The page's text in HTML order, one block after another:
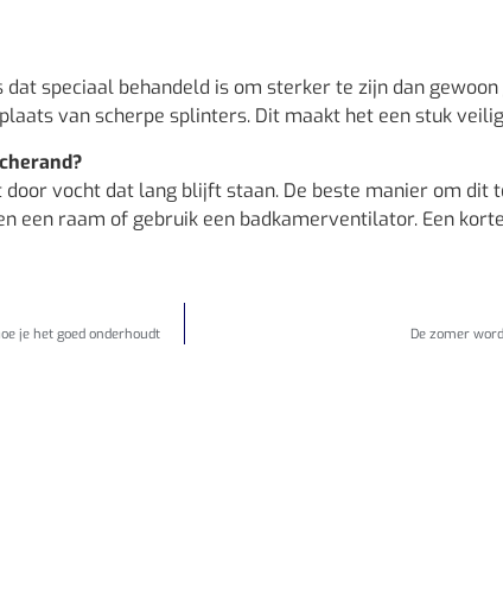
dat speciaal behandeld is om sterker te zijn dan
van scherpe splinters. Dit maakt het een stuk
vocht dat lang blijft staan. De beste manier om dit
een raam of gebruik een badkamerventilator. Een
je het goed onderhoudt De zomer